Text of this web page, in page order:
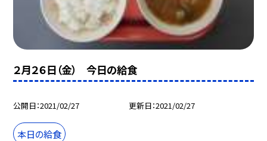
２月２６日（金） 今日の給食
公開日 2021/02/27 更新日 2021/02/27
本日の給食